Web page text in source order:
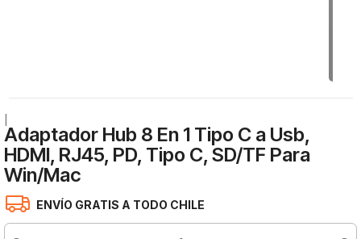
Adaptador Hub 8 En 1 Tipo C a Usb,
HDMI, RJ45, PD, Tipo C, SD/TF Para
Win/Mac
ENVÍO GRATIS A TODO CHILE